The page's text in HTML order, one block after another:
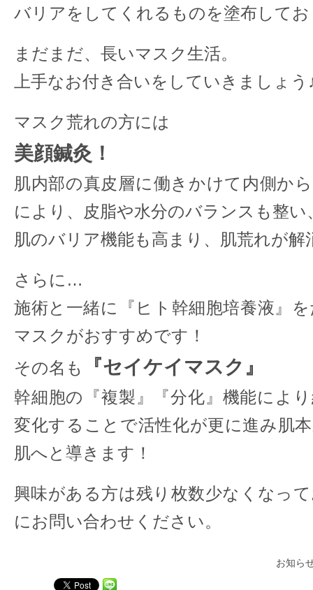
バリアをしてくれるものを塗布して
まだまだ、長いマスク生活。
上手なお付き合いをしていきましょう
マスク荒れの方には
美顔鍼灸！
肌内部の真皮層に働きかけて内側か
により、皮脂や水分のバランスも整い
肌のバリア機能も高まり、肌荒れが
さらに…
施術と一緒に『ヒト幹細胞培養液』
マスクがおすすめです！
その名も
『セイケイマスク』
幹細胞の『複製』『分化』機能によ
変化することで活性化が更に進み肌
肌へと導きます！
興味がある方は残り枚数少なくなっ
にお問い合わせください。
お知ら